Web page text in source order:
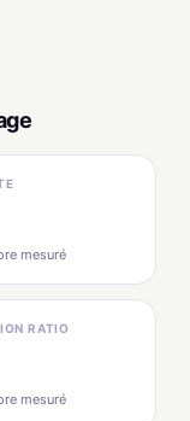
mesuré
RATIO
mesuré